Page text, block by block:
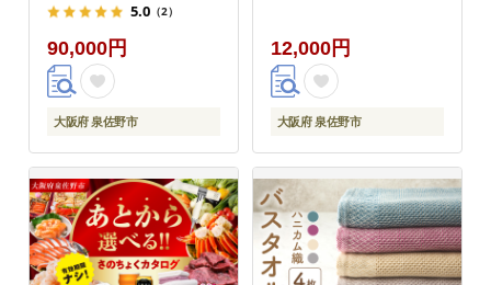
以上 高評価 肉 ビール
海鮮 野菜 定期便 タオ
ル ティッシュ 後から
カタログギフト あとか
5.0 （2）
90,000円
大阪府 泉佐野市
ー】 G4594
12,000円
大阪府 泉佐野市